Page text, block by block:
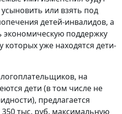
или взять под
детей-инвалидов, а
экономическую поддержку
уже находятся дети-
на
дети (в том числе не
предлагается
350 тыс. руб. максимальную